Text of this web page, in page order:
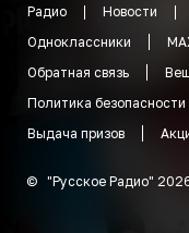
Радио Новости
Одноклассники
Обратная связь
Политика безопасности
Выдача призов
© "Русское Радио"